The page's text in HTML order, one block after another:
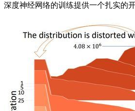
深度神经网络的训练提供一个扎实的开